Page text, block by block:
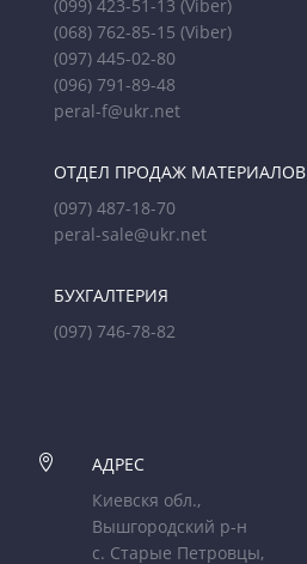
(099) 423-51-13 (Viber)
(068) 762-85-15 (Viber)
(097) 445-02-80
(096) 791-89-48
peral-f@ukr.net
ОТДЕЛ ПРОДАЖ
(097) 487-18-70
peral-sale@ukr.net
БУХГАЛТЕРИЯ
(097) 746-78-82

АДРЕС
Киевскя обл.,
Вышгородский р-н
с. Старые Петровцы,